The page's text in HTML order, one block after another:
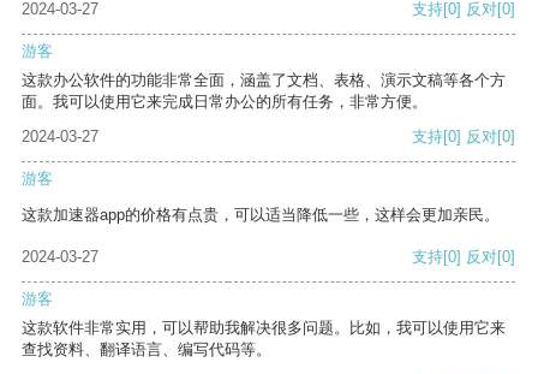
2024-03-27
支持[0] 反对[0]
游客
这款办公软件的功能非常全面，涵盖了文档、表格、演示文稿等各个方
面。我可以使用它来完成日常办公的所有任务，非常方便。
2024-03-27
支持[0] 反对[0]
游客
这款加速器app的价格有点贵，可以适当降低一些，这样会更加亲民。
2024-03-27 支持[0] 反对[0]
游客
这款软件非常实用，可以帮助我解决很多问题。比如，我可以使用它来
查找资料、翻译语言、编写代码等。